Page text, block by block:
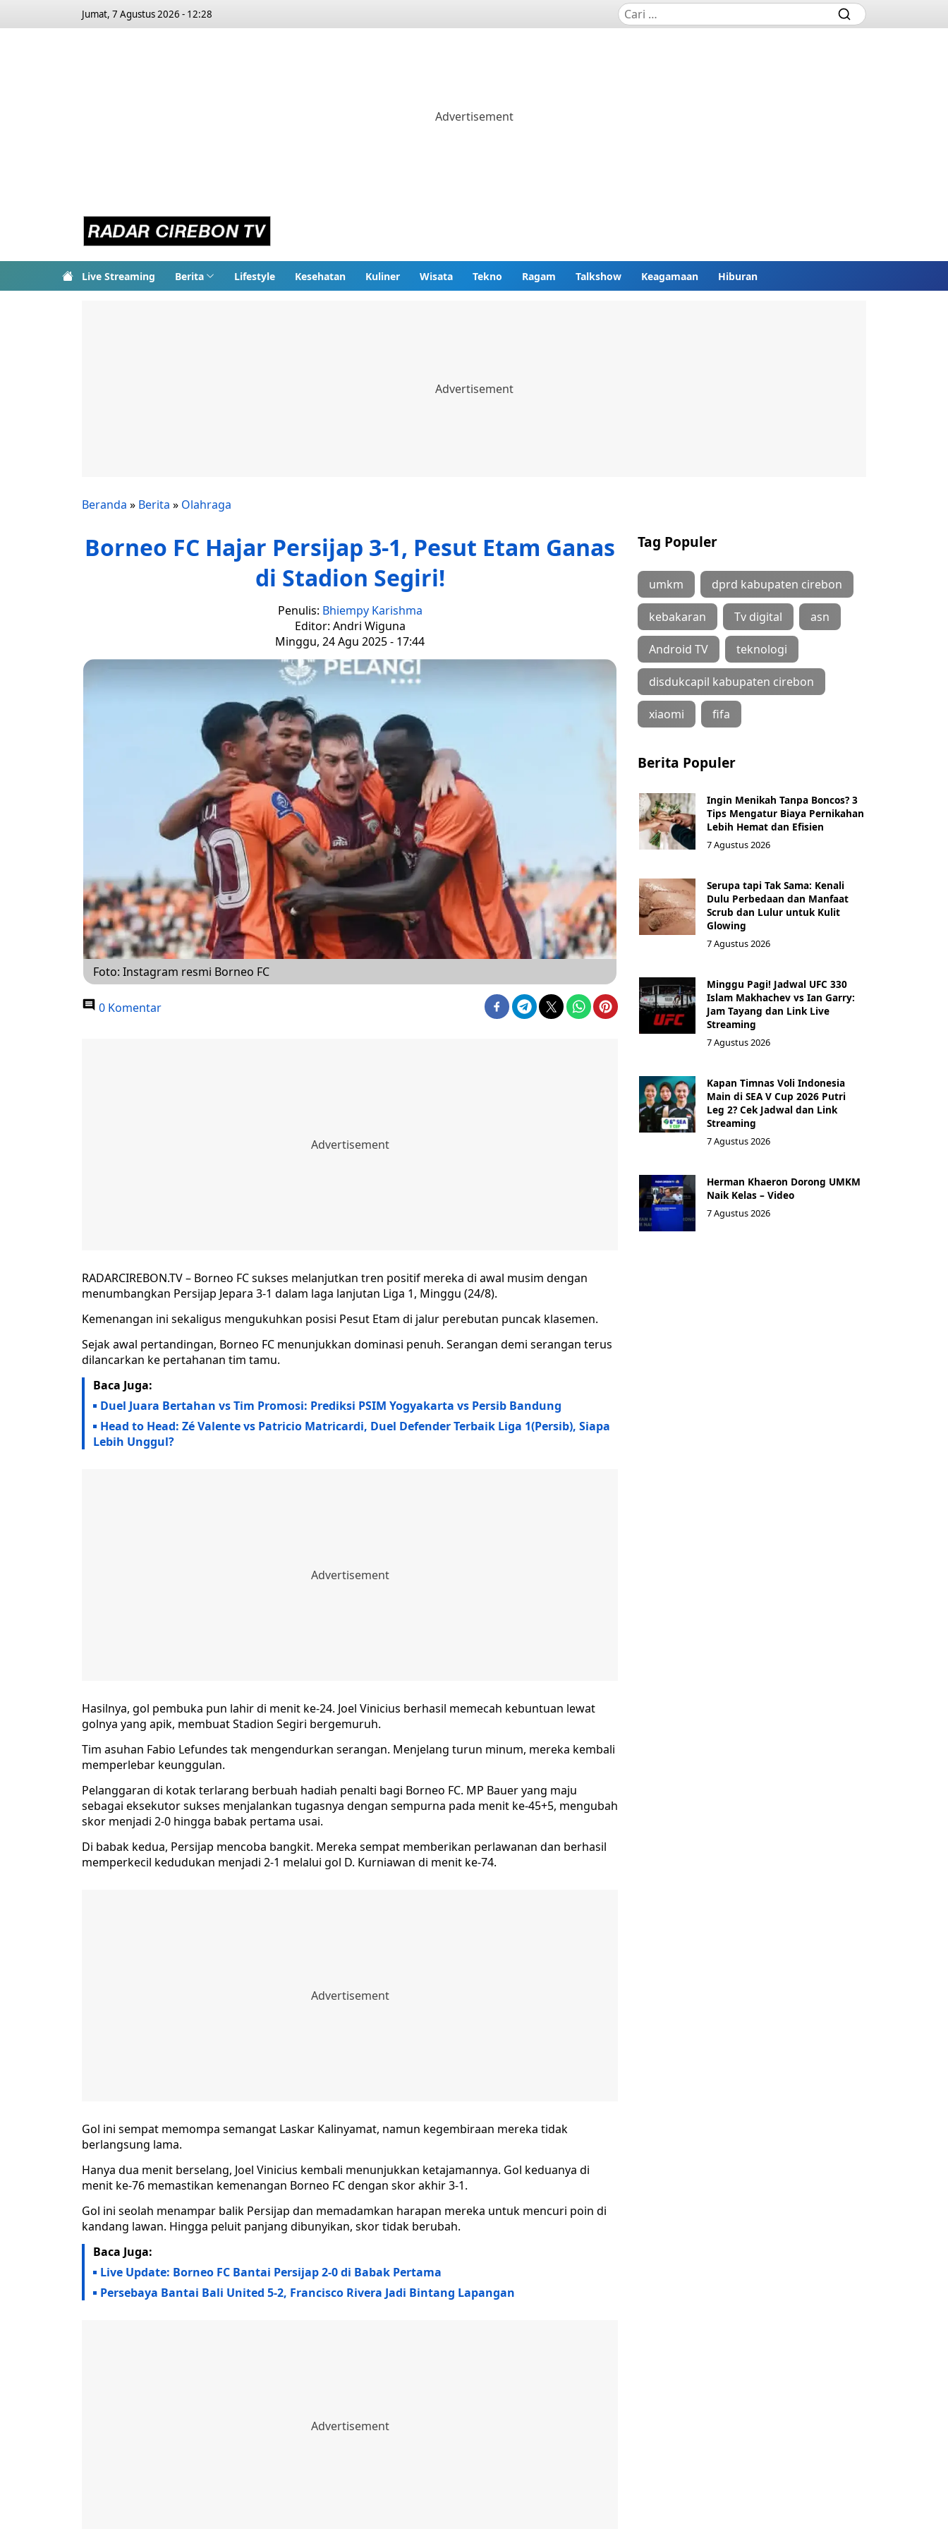
Jumat, 7 Agustus 2026 - 12:28
Live Streaming Berita Lifestyle Kesehatan Kuliner Wisata Tekno Ragam Talkshow Keagamaan Hiburan
Beranda » Berita » Olahraga
Borneo FC Hajar Persijap 3-1, Pesut Etam Ganas
di Stadion Segiri!
Penulis: Bhiempy Karishma
Editor: Andri Wiguna
Minggu, 24 Agu 2025 - 17:44
Foto: Instagram resmi Borneo FC
0 Komentar
RADARCIREBON.TV – Borneo FC sukses melanjutkan tren positif mereka di awal musim dengan
menumbangkan Persijap Jepara 3-1 dalam laga lanjutan Liga 1, Minggu (24/8).
Kemenangan ini sekaligus mengukuhkan posisi Pesut Etam di jalur perebutan puncak klasemen.
Sejak awal pertandingan, Borneo FC menunjukkan dominasi penuh. Serangan demi serangan terus
dilancarkan ke pertahanan tim tamu.
Baca Juga:
Duel Juara Bertahan vs Tim Promosi: Prediksi PSIM Yogyakarta vs Persib Bandung
Head to Head: Zé Valente vs Patricio Matricardi, Duel Defender Terbaik Liga 1(Persib), Siapa
Lebih Unggul?
Hasilnya, gol pembuka pun lahir di menit ke-24. Joel Vinicius berhasil memecah kebuntuan lewat
golnya yang apik, membuat Stadion Segiri bergemuruh.
Tim asuhan Fabio Lefundes tak mengendurkan serangan. Menjelang turun minum, mereka kembali
memperlebar keunggulan.
Pelanggaran di kotak terlarang berbuah hadiah penalti bagi Borneo FC. MP Bauer yang maju
sebagai eksekutor sukses menjalankan tugasnya dengan sempurna pada menit ke-45+5, mengubah
skor menjadi 2-0 hingga babak pertama usai.
Di babak kedua, Persijap mencoba bangkit. Mereka sempat memberikan perlawanan dan berhasil
memperkecil kedudukan menjadi 2-1 melalui gol D. Kurniawan di menit ke-74.
Gol ini sempat memompa semangat Laskar Kalinyamat, namun kegembiraan mereka tidak
berlangsung lama.
Hanya dua menit berselang, Joel Vinicius kembali menunjukkan ketajamannya. Gol keduanya di
menit ke-76 memastikan kemenangan Borneo FC dengan skor akhir 3-1.
Gol ini seolah menampar balik Persijap dan memadamkan harapan mereka untuk mencuri poin di
kandang lawan. Hingga peluit panjang dibunyikan, skor tidak berubah.
Baca Juga:
Live Update: Borneo FC Bantai Persijap 2-0 di Babak Pertama
Persebaya Bantai Bali United 5-2, Francisco Rivera Jadi Bintang Lapangan
Tag Populer
umkm dprd kabupaten cirebon
kebakaran Tv digital asn
Android TV teknologi
disdukcapil kabupaten cirebon
xiaomi fifa
Berita Populer
Ingin Menikah Tanpa Boncos? 3
Tips Mengatur Biaya Pernikahan
Lebih Hemat dan Efisien
7 Agustus 2026
Serupa tapi Tak Sama: Kenali
Dulu Perbedaan dan Manfaat
Scrub dan Lulur untuk Kulit
Glowing
7 Agustus 2026
Minggu Pagi! Jadwal UFC 330
Islam Makhachev vs Ian Garry:
Jam Tayang dan Link Live
Streaming
7 Agustus 2026
Kapan Timnas Voli Indonesia
Main di SEA V Cup 2026 Putri
Leg 2? Cek Jadwal dan Link
Streaming
7 Agustus 2026
Herman Khaeron Dorong UMKM
Naik Kelas – Video
7 Agustus 2026